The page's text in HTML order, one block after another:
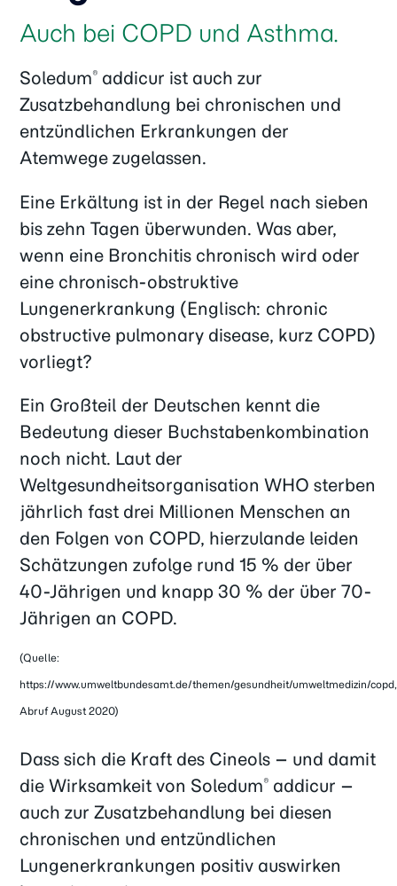
Auch bei COPD und Asthma.
Soledum® addicur ist auch zur
Zusatzbehandlung bei chronischen und
entzündlichen Erkrankungen der
Atemwege zugelassen.
Eine Erkältung ist in der Regel nach sieben
bis zehn Tagen überwunden. Was aber,
wenn eine Bronchitis chronisch wird oder
eine chronisch-obstruktive
Lungenerkrankung (Englisch: chronic
obstructive pulmonary disease, kurz COPD)
vorliegt?
Ein Großteil der Deutschen kennt die
Bedeutung dieser Buchstabenkombination
noch nicht. Laut der
Weltgesundheitsorganisation WHO sterben
jährlich fast drei Millionen Menschen an
den Folgen von COPD, hierzulande leiden
Schätzungen zufolge rund 15 % der über
40-Jährigen und knapp 30 % der über 70-
Jährigen an COPD.
(Quelle:
https://www.umweltbundesamt.de/themen/gesundheit/umweltmedizin/copd,
Abruf August 2020)
Dass sich die Kraft des Cineols – und damit
die Wirksamkeit von Soledum® addicur –
auch zur Zusatzbehandlung bei diesen
chronischen und entzündlichen
Lungenerkrankungen positiv auswirken